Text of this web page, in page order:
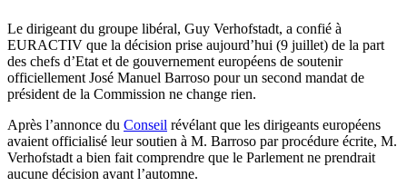
Le dirigeant du groupe libéral, Guy Verhofstadt, a confié à
EURACTIV que la décision prise aujourd’hui (9 juillet) de la part
des chefs d’Etat et de gouvernement européens de soutenir
officiellement José Manuel Barroso pour un second mandat de
président de la Commission ne change rien.
Après l’annonce du Conseil révélant que les dirigeants européens
avaient officialisé leur soutien à M. Barroso par procédure écrite, M.
Verhofstadt a bien fait comprendre que le Parlement ne prendrait
aucune décision avant l’automne.